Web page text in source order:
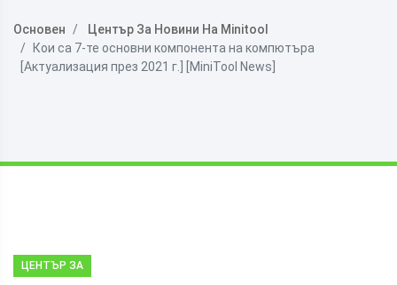
Основен
Център За Новини На Minitool
Кои са 7-те основни компонента на компютъра
[Актуализация през 2021 г.] [MiniTool News]
ЦЕНТЪР ЗА